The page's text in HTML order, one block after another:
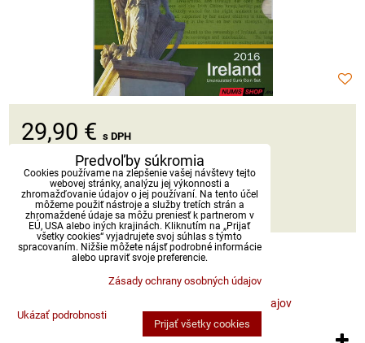
29,90 € s DPH
Dostupnosť:Skladom
ks DO KOŠÍKA
Zásady ochrany osobných údajov
Predvoľby súkromia
Cookies používame na zlepšenie vašej návštevy tejto
webovej stránky, analýzu jej výkonnosti a
zhromažďovanie údajov o jej používaní. Na tento účel
môžeme použiť nástroje a služby tretích strán a
zhromaždené údaje sa môžu preniesť k partnerom v
EÚ, USA alebo iných krajinách. Kliknutím na „Prijať
všetky cookies“ vyjadrujete svoj súhlas s týmto
spracovaním. Nižšie môžete nájsť podrobné informácie
alebo upraviť svoje preferencie.
Zásady ochrany osobných údajov
Ukázať podrobnosti
Prijať všetky cookies